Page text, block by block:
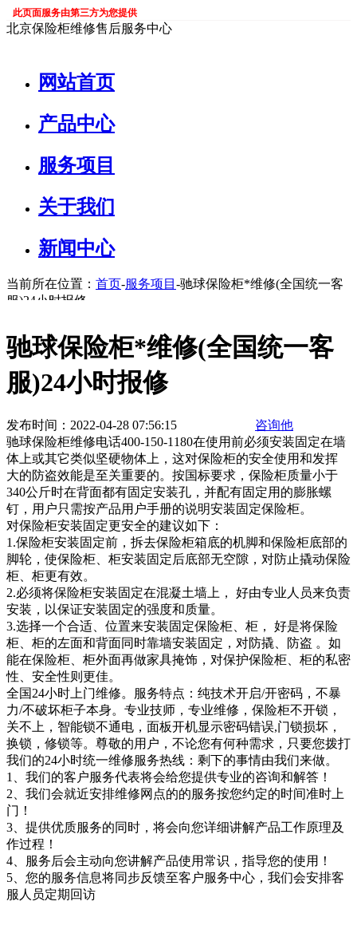
此页面服务由第三方为您提供
北京保险柜维修售后服务中心
网站首页
产品中心
服务项目
关于我们
新闻中心
当前所在位置： 首页-服务项目 -驰球保险柜*维修(全国统一客
服)24小时报修
驰球保险柜*维修(全国统一客
服)24小时报修
发布时间：2022-04-28 07:56:15
咨询他
驰球保险柜维修电话400-150-1180在使用前必须安装固定在墙
体上或其它类似坚硬物体上，这对保险柜的安全使用和发挥
大的防盗效能是至关重要的。按国标要求，保险柜质量小于
340公斤时在背面都有固定安装孔，并配有固定用的膨胀螺
钉，用户只需按产品用户手册的说明安装固定保险柜。
对保险柜安装固定更安全的建议如下：
1.保险柜安装固定前，拆去保险柜箱底的机脚和保险柜底部的
脚轮，使保险柜、柜安装固定后底部无空隙，对防止撬动保险
柜、柜更有效。
2.必须将保险柜安装固定在混凝土墙上， 好由专业人员来负责
安装，以保证安装固定的强度和质量。
3.选择一个合适、位置来安装固定保险柜、柜， 好是将保险
柜、柜的左面和背面同时靠墙安装固定，对防撬、防盗 。如
能在保险柜、柜外面再做家具掩饰，对保护保险柜、柜的私密
性、安全性则更佳。
全国24小时上门维修。服务特点：纯技术开启/开密码，不暴
力/不破坏柜子本身。专业技师，专业维修，保险柜不开锁，
关不上，智能锁不通电，面板开机显示密码错误,门锁损坏，
换锁，修锁等。尊敬的用户，不论您有何种需求，只要您拨打
我们的24小时统一维修服务热线：剩下的事情由我们来做。
1、我们的客户服务代表将会给您提供专业的咨询和解答！
2、我们会就近安排维修网点的的服务按您约定的时间准时上
门！
3、提供优质服务的同时，将会向您详细讲解产品工作原理及
作过程！
4、服务后会主动向您讲解产品使用常识，指导您的使用！
5、您的服务信息将同步反馈至客户服务中心，我们会安排客
服人员定期回访